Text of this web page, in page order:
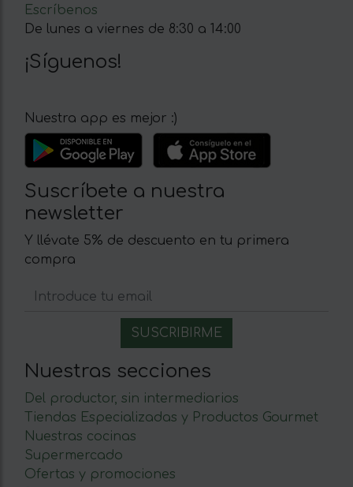
Escríbenos
De lunes a viernes de 8:30 a 14:00
¡Síguenos!
Nuestra app es mejor :)
Suscríbete a nuestra
newsletter
Y llévate 5% de descuento en tu primera
compra
Nuestras secciones
Del productor, sin intermediarios
Tiendas Especializadas y Productos Gourmet
Nuestras cocinas
Supermercado
Ofertas y promociones